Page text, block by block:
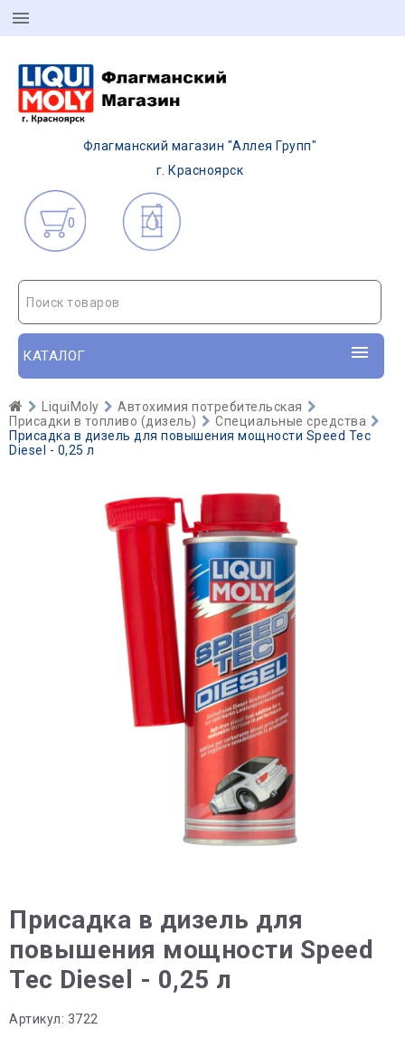
Флагманский магазин "Аллея Групп"
г. Красноярск
0
Поиск товаров
КАТАЛОГ
LiquiMoly
Автохимия потребительская
Присадки в топливо (дизель)
Специальные средства
Присадка в дизель для повышения мощности Speed Tec
Diesel - 0,25 л
Присадка в дизель для
повышения мощности Speed
Tec Diesel - 0,25 л
Артикул: 3722